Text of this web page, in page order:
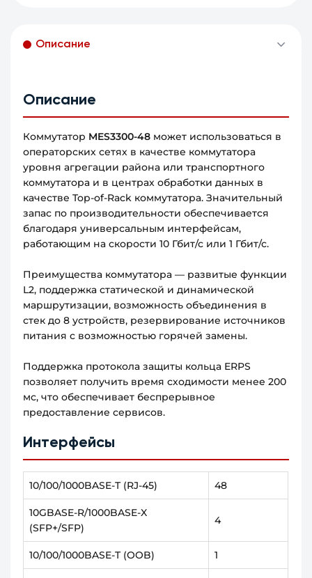
Описание
Описание
Коммутатор MES3300-48 может использоваться в
операторских сетях в качестве коммутатора
уровня агрегации района или транспортного
коммутатора и в центрах обработки данных в
качестве Top-of-Rack коммутатора. Значительный
запас по производительности обеспечивается
благодаря универсальным интерфейсам,
работающим на скорости 10 Гбит/с или 1 Гбит/с.
Преимущества коммутатора — развитые функции
L2, поддержка статической и динамической
маршрутизации, возможность объединения в
стек до 8 устройств, резервирование источников
питания с возможностью горячей замены.
Поддержка протокола защиты кольца ERPS
позволяет получить время сходимости менее 200
мс, что обеспечивает беспрерывное
предоставление сервисов.
Интерфейсы
10/100/1000BASE-T (RJ-45) 48
10GBASE-R/1000BASE-X
(SFP+/SFP)
4
10/100/1000BASE-T (OOB) 1